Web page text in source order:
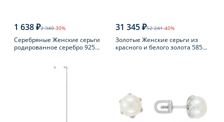
1 638 ₽2 340-30%
Серебряные Женские серьги
родированное серебро 925
31 345 ₽52 241-40%
Золотые Женские серьги из
красного и белого золота 585